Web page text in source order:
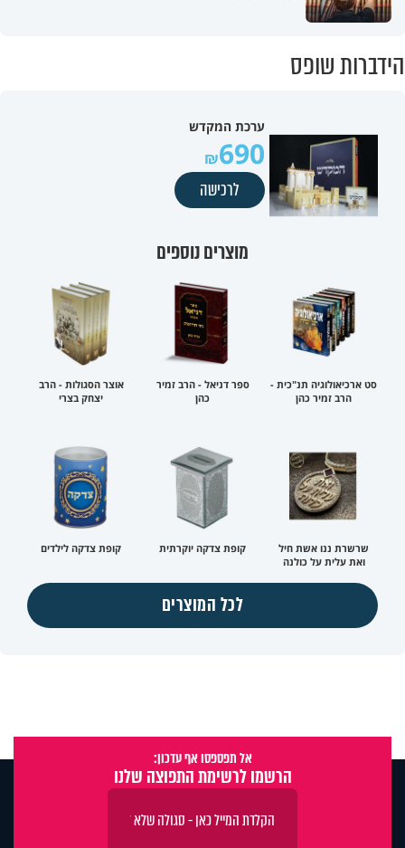
הידברות שופס
ערכת המקדש
690
לרכישה
מוצרים נוספים
סט ארכיאולוגיה תנ"כית -
הרב זמיר כהן
ספר דניאל - הרב זמיר
כהן
אוצר הסגולות - הרב
יצחק בצרי
שרשרת ננו אשת חיל
ואת עלית על כולנה
קופת צדקה יוקרתית קופת צדקה לילדים
לכל המוצרים
אל תפספסו אף עדכון:
הרשמו לרשימת התפוצה שלנו